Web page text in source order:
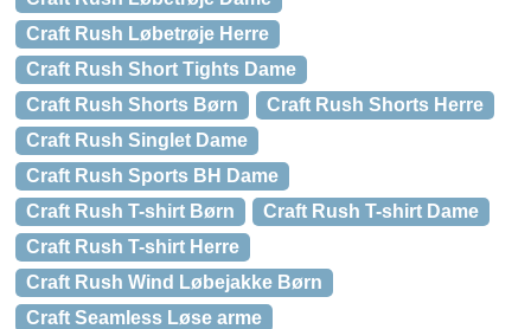
Craft Rush Løbetrøje Herre
Craft Rush Short Tights Dame
Craft Rush Shorts Børn
Craft Rush Shorts Herre
Craft Rush Singlet Dame
Craft Rush Sports BH Dame
Craft Rush T-shirt Børn
Craft Rush T-shirt Dame
Craft Rush T-shirt Herre
Craft Rush Wind Løbejakke Børn
Craft Seamless Løse arme